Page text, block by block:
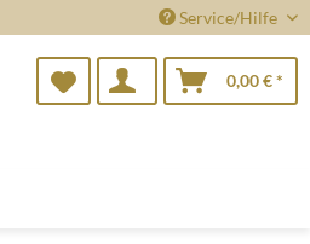
Service/Hilfe
0,00 € *